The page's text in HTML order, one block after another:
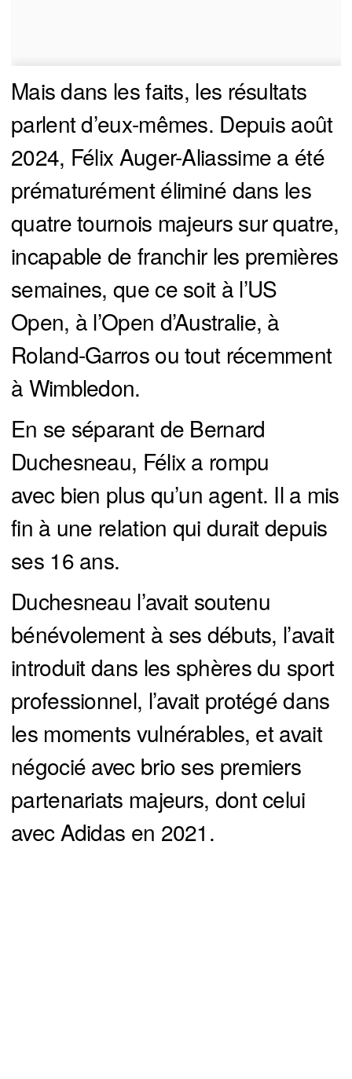
Mais dans les faits, les résultats
parlent d’eux-mêmes. Depuis août
2024, Félix Auger-Aliassime a été
prématurément éliminé dans les
quatre tournois majeurs sur quatre,
incapable de franchir les premières
semaines, que ce soit à l’US
Open, à l’Open d’Australie, à
Roland-Garros ou tout récemment
à Wimbledon.
En se séparant de Bernard
Duchesneau, Félix a rompu
avec bien plus qu’un agent. Il a mis
fin à une relation qui durait depuis
ses 16 ans.
Duchesneau l’avait soutenu
bénévolement à ses débuts, l’avait
introduit dans les sphères du sport
professionnel, l’avait protégé dans
les moments vulnérables, et avait
négocié avec brio ses premiers
partenariats majeurs, dont celui
avec Adidas en 2021.